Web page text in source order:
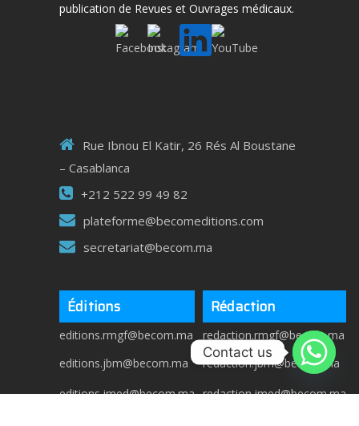
publication de Revues et Ouvrages médicaux.
Rue Ibnou El Katir, 26 Rés Al Boustane
– Casablanca
+212 522 99 49 82
plateforme@becomeditions.com
secretariat@becom.ma
Éditions
editions.rmgf@becom.ma
editions.jbm@becom.ma
editions.jmed@becom.ma
Rédaction
redaction.rmgf@becom.ma
redaction.jbm@becom.ma
redaction.jmed@becom.ma
Contact us